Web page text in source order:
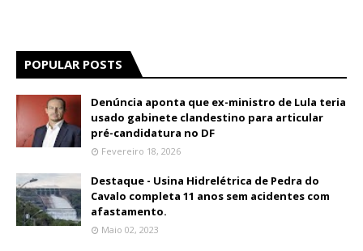
POPULAR POSTS
Denúncia aponta que ex-ministro de Lula teria
usado gabinete clandestino para articular
pré-candidatura no DF
Fevereiro 18, 2026
Destaque - Usina Hidrelétrica de Pedra do
Cavalo completa 11 anos sem acidentes com
afastamento.
Maio 02, 2023